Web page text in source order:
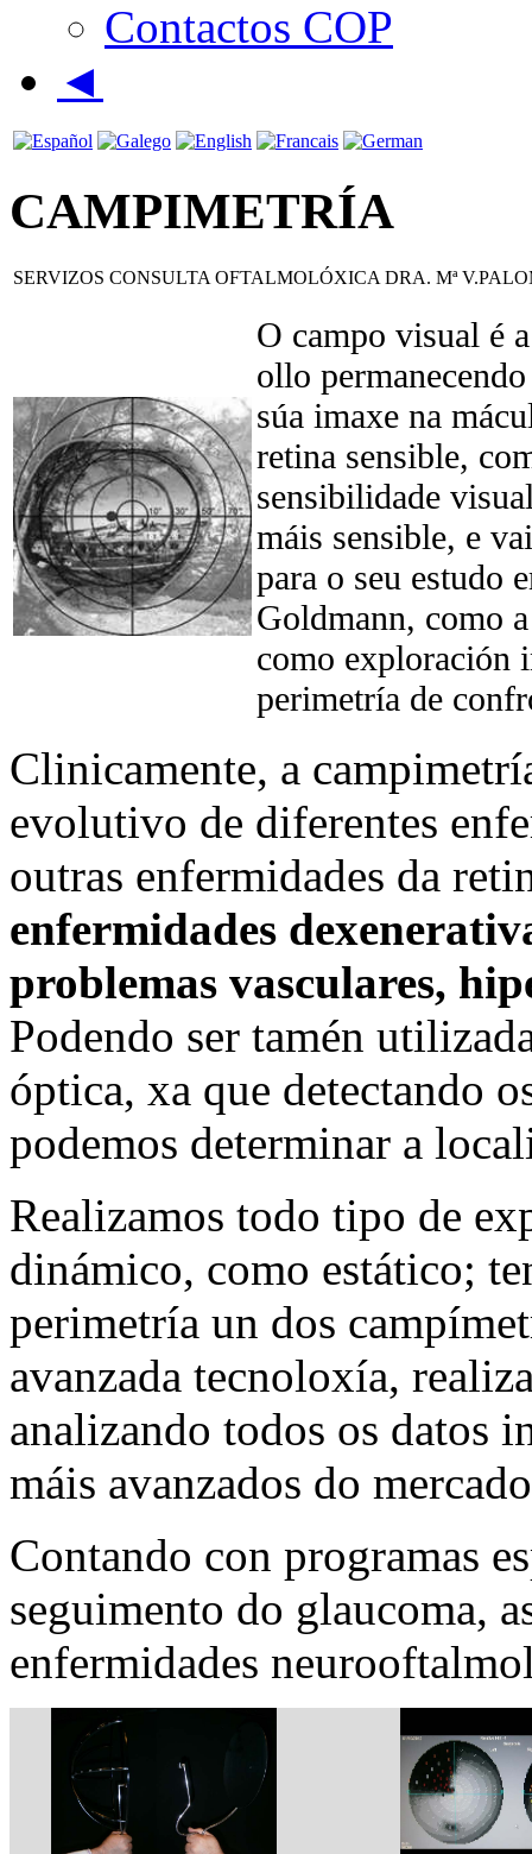
Contactos COP
◄
CAMPIMETRÍA
SERVIZOS CONSULTA OFTALMOLÓXICA DRA. Mª
O campo visual é
ollo
súa imaxe na
retina sensible,
sensibilidade
máis sensible, e
para o seu estudo
Goldmann, como
como exploración
perimetría de
Clinicamente, a
evolutivo de diferentes
outras enfermidades da
enfermidades
problemas vasculares,
Podendo ser tamén
óptica, xa que detectando
podemos determinar a
Realizamos todo tipo de
dinámico, como estático;
perimetría un dos
avanzada tecnoloxía,
analizando todos os datos
máis avanzados do
Contando con programas
seguimento do glaucoma,
enfermidades